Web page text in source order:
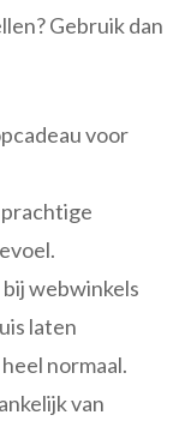
Gebruik dan
voor
webwinkels
laten
normaal.
van